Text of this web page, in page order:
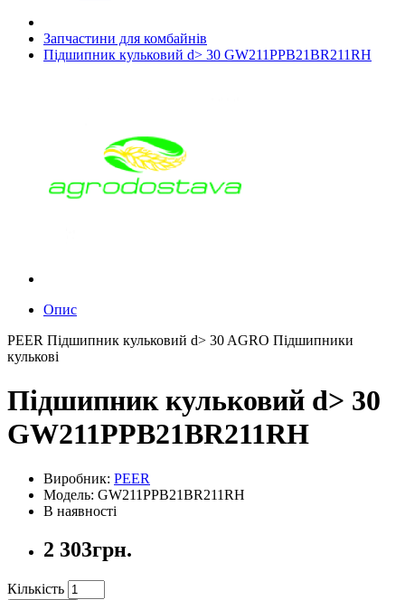
Запчастини для комбайнів
Підшипник кульковий d> 30 GW211PPB21BR211RH
Опис
PEER Підшипник кульковий d> 30 AGRO Підшипники
кулькові
Підшипник кульковий d> 30
GW211PPB21BR211RH
Виробник: PEER
Модель: GW211PPB21BR211RH
В наявності
2 303грн.
Кількість